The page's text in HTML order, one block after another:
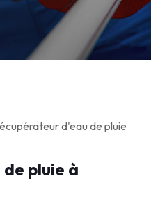
pluie à